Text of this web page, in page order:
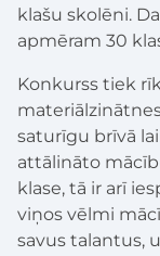
klašu skolēni.
apmēram 30
Konkurss tiek
saturīgu brīvā
attālināto
klase, tā ir arī
viņos vēlmi
savus talantus,